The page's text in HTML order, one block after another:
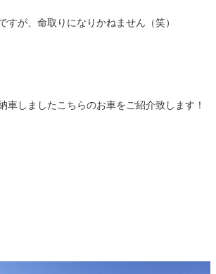
すが、命取りになりかねません（笑）
車しましたこちらのお車をご紹介致します！